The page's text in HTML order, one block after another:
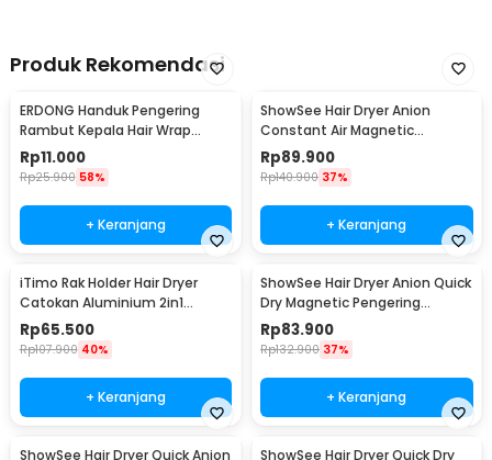
Produk Rekomendasi
ERDONG Handuk Pengering
Rambut Kepala Hair Wrap
Drying Microfiber - FO60
Rp11.000
Rp25.900 58%
+ Keranjang
ShowSee Hair Dryer Anion
Constant Air Magnetic
Pengering Rambut 1800W - A5
Rp89.900
Rp140.900 37%
+ Keranjang
iTimo Rak Holder Hair Dryer
Catokan Aluminium 2in1
Storage Rack - 24112
Rp65.500
Rp107.900 40%
+ Keranjang
ShowSee Hair Dryer Anion Quick
Dry Magnetic Pengering
Rambut 1800W - A11-R
Rp83.900
Rp132.900 37%
+ Keranjang
ShowSee Hair Dryer Quick Anion ShowSee Hair Dryer Quick Dry